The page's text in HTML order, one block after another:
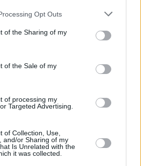
Tenga en cuenta que algún
pero usted tiene el derecho de
Sus preferencias se aplicarán
de nuevo en este sitio web o
de privacidad.
Opt Outs
of the Sharing of my
of the Sale of my
of processing my
Targeted Advertising.
of Collection, Use,
and/or Sharing of my
Is Unrelated with the
it was collected.